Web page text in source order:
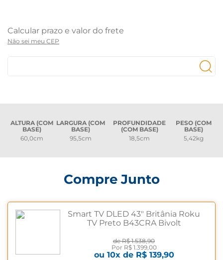
Não sei meu CEP
ALTURA (COM
BASE)
60,0cm
LARGURA (COM
BASE)
95,5cm
PROFUNDIDADE
(COM BASE)
18,5cm
PESO (COM
BASE)
5,42kg
Compre Junto
Smart TV DLED 43" Britânia Roku
TV Preto B43CRA Bivolt
deR$ 1.538,90
Por R$ 1.399,00
ou 10x de R$ 139,90